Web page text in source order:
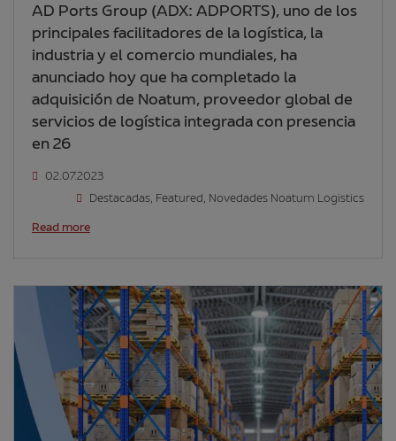
AD Ports Group (ADX: ADPORTS), uno de los
principales facilitadores de la logística, la
industria y el comercio mundiales, ha
anunciado hoy que ha completado la
adquisición de Noatum, proveedor global de
servicios de logística integrada con presencia
en 26
02.07.2023
Destacadas, Featured, Novedades Noatum Logistics
Read more